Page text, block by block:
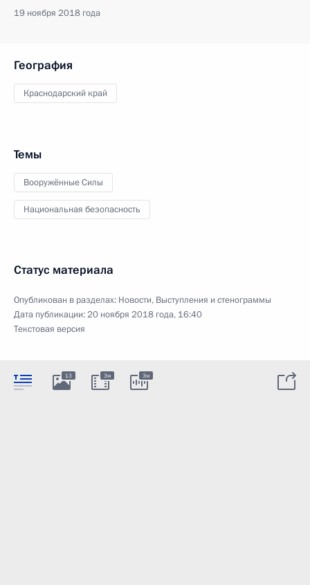
19 ноября 2018 года
География
Краснодарский край
Темы
Вооружённые Силы
Национальная безопасность
Статус материала
Опубликован в разделах: Новости, Выступления и стенограммы
Дата публикации:20 ноября 2018 года, 16:40
Текстовая версия
13 3м 3м